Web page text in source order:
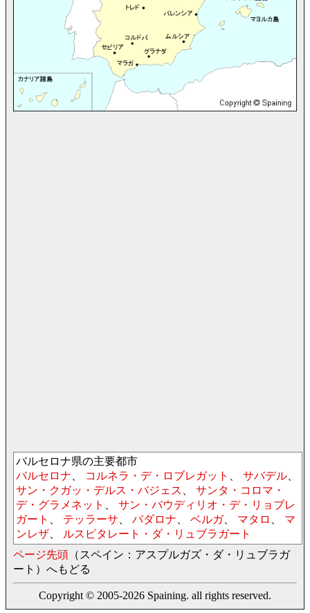
バルセロナ県の主要都市
バルセロナ
コルネラ・デ・ロブレガット サバデル
サン・クガッ・デルス・バジェス
サンタ・コロマ・
デ・グラメネット
サン・バウディリオ・デ・リョブレ
ガート
テッラーサ バダロナ ベルガ、 マタロ
マ
ンレザ
ルスピタレート・ダ・リュブラガート
ページ先頭 （スペイン：アスプルガズ・ダ・リュブラガ
ート）へもどる
Copyright © 2005-2026 Spaining. all rights reserved.